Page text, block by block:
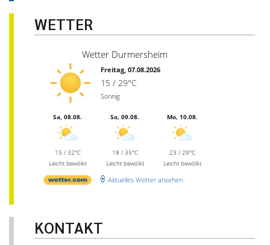
WETTER
Wetter Durmersheim
Freitag, 07.08.2026
15 / 29°C
Sonnig
Sa, 08.08.
15 / 32°C
Leicht bewölkt
So, 09.08.
18 / 35°C
Leicht bewölkt
Mo, 10.08.
23 / 29°C
Leicht bewölkt
Aktuelles Wetter ansehen
KONTAKT